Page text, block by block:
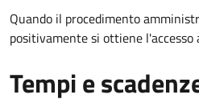
Quando il procedimento
positivamente si ottiene l'accesso
Tempi e